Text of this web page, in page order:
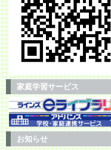
家庭学習サービス
お知らせ